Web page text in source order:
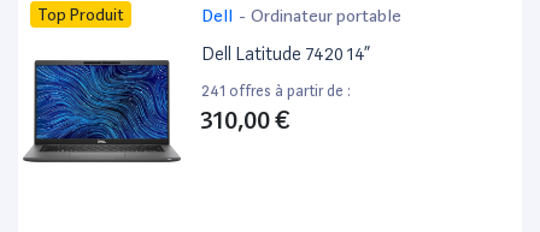
Top Produit Dell - Ordinateur portable
Dell Latitude 7420 14”
241 offres à partir de :
310,00 €